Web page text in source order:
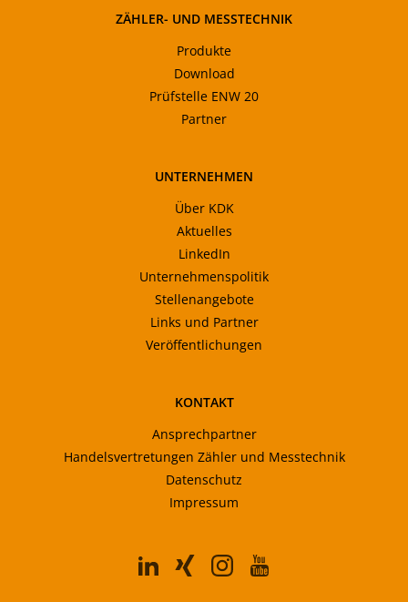
ZÄHLER- UND MESSTECHNIK
Produkte
Download
Prüfstelle ENW 20
Partner
UNTERNEHMEN
Über KDK
Aktuelles
LinkedIn
Unternehmenspolitik
Stellenangebote
Links und Partner
Veröffentlichungen
KONTAKT
Ansprechpartner
Handelsvertretungen Zähler und Messtechnik
Datenschutz
Impressum